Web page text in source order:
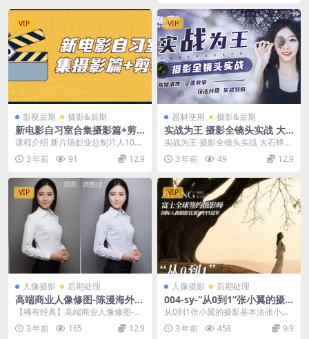
VIP
影视后期 摄影&后期
新电影自习室合集摄影篇+剪
辑篇
课程介绍 新片场影业总制片人10年
影视行业带队经历，始终活跃在行
业一线，先后负责...
3 年前 91 12.9
VIP
器材使用 摄影&后期
实战为王 摄影全镜头实战 大
石
实战为王 摄影全镜头实战 大石蜂鸟
微课堂，蜂鸟摄影 帮助大家打破瓶
颈大石老师将把...
3 年前 49 12.9
VIP
人像摄影 后期处理
高端商业人像修图-陈漫海外特
约摄影师Lance(型色影)摄影
人像后期修图班(1+2期)
【稀有经典】高端商业人像修图-陈
漫海外特约摄影师Lance(型色影)摄
影人像后期...
3 年前 165 12.9
VIP
人像摄影 后期处理
004-sy-“从0到1”张小翼的摄
影基本法_张小翼摄影学院
从0到1张小翼的摄影基本法张小翼
摄影学院 此课程为张小翼摄影学院-
【独家】“从0...
3 年前 458 9.9